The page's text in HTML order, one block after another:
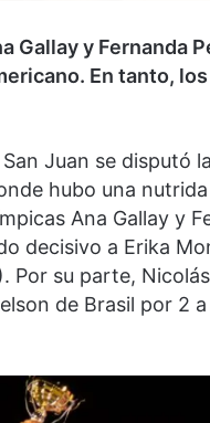
Gallay y Fernanda
En tanto,
Juan se disputó
hubo una
Ana Gallay y
decisivo a Erika
Por su parte,
de Brasil por 2